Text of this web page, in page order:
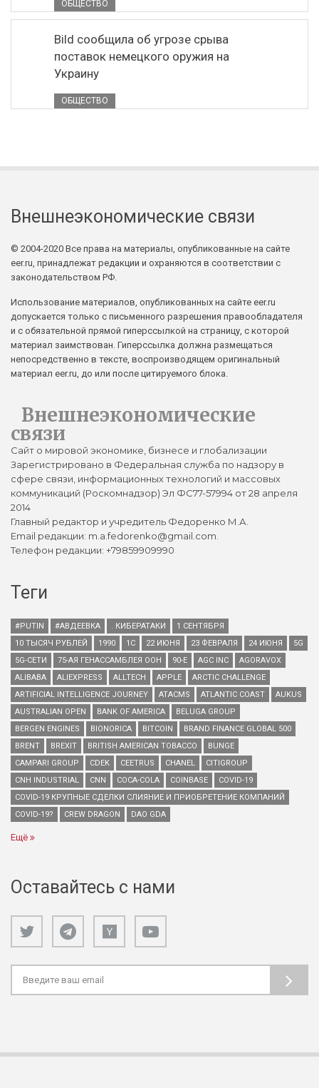
ОБЩЕСТВО
Bild сообщила об угрозе срыва
поставок немецкого оружия на
Украину
ОБЩЕСТВО
Внешнеэкономические связи
© 2004-2020 Все права на материалы, опубликованные на сайте
eer.ru, принадлежат редакции и охраняются в соответствии с
законодательством РФ.
Использование материалов, опубликованных на сайте eer.ru
допускается только с письменного разрешения правообладателя
и с обязательной прямой гиперссылкой на страницу, с которой
материал заимствован. Гиперссылка должна размещаться
непосредственно в тексте, воспроизводящем оригинальный
материал eer.ru, до или после цитируемого блока.
Внешнеэкономические
связи
Сайт о мировой экономике, бизнесе и глобализации
Зарегистрировано в Федеральная служба по надзору в
сфере связи, информационных технологий и массовых
коммуникаций (Роскомнадзор) Эл ФС77-57994 от 28 апреля
2014
Главный редактор и учредитель Федоренко М.А.
Email редакции: m.a.fedorenko@gmail.com.
Телефон редакции: +79859909990
Теги
#PUTIN #АВДЕЕВКА . КИБЕРАТАКИ
1 СЕНТЯБРЯ
10 ТЫСЯЧ РУБЛЕЙ
1990 1С 22 ИЮНЯ 23 ФЕВРАЛЯ 24 ИЮНЯ
5G
5G-СЕТИ
75-АЯ ГЕНАССАМБЛЕЯ ООН 90-Е AGC INC
AGORAVOX
ALIBABA
ALIEXPRESS ALLTECH APPLE
ARCTIC CHALLENGE
ARTIFICIAL INTELLIGENCE JOURNEY
ATACMS ATLANTIC COAST
AUKUS
AUSTRALIAN OPEN
BANK OF AMERICA
BELUGA GROUP
BERGEN ENGINES
BIONORICA BITCOIN
BRAND FINANCE GLOBAL 500
BRENT
BREXIT BRITISH AMERICAN TOBACCO
BUNGE
CAMPARI GROUP
CDEK CEETRUS CHANEL
CITIGROUP
CNH INDUSTRIAL
CNN COCA-COLA COINBASE
COVID-19
COVID-19 КРУПНЫЕ СДЕЛКИ СЛИЯНИЕ И ПРИОБРЕТЕНИЕ КОМПАНИЙ
COVID-19?
CREW DRAGON DAO GDA
Ещё
Оставайтесь с нами